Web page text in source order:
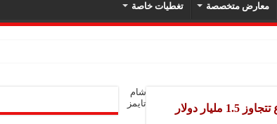
معارض متخصصة تغطيات خاصة
شام
تايمز